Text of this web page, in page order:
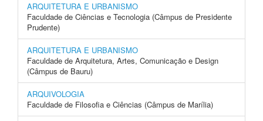
ARQUITETURA E URBANISMO
Faculdade de Ciências e Tecnologia (Câmpus de Presidente
Prudente)
ARQUITETURA E URBANISMO
Faculdade de Arquitetura, Artes, Comunicação e Design
(Câmpus de Bauru)
ARQUIVOLOGIA
Faculdade de Filosofia e Ciências (Câmpus de Marília)